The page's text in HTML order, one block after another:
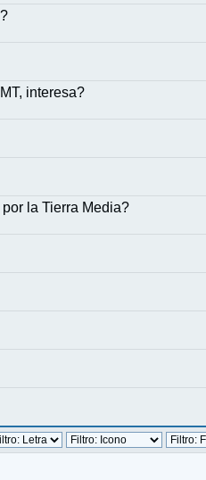
interesa?
la Tierra Media?